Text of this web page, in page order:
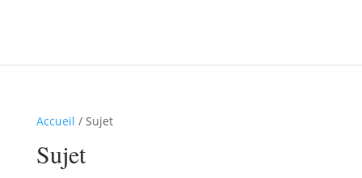
Accueil / Sujet
Sujet